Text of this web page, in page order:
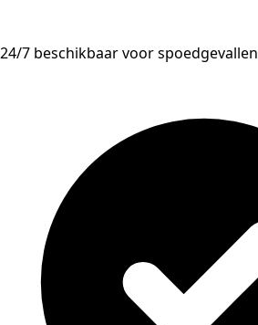
24/7 beschikbaar voor spoedgevallen